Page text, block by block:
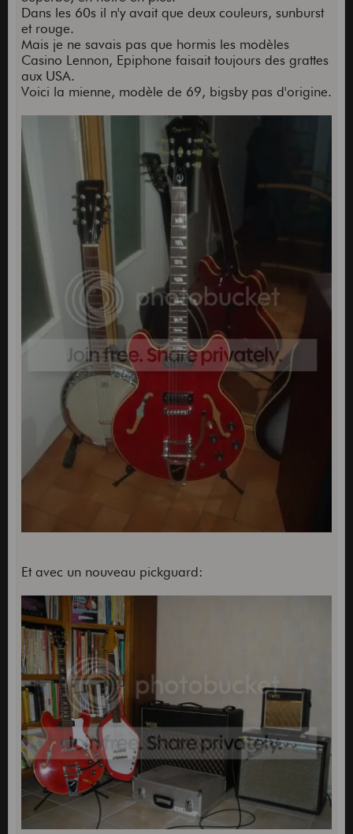
Dans les 60s il n'y avait que deux couleurs, sunburst
et rouge.
Mais je ne savais pas que hormis les modèles
Casino Lennon, Epiphone faisait toujours des grattes
aux USA.
Voici la mienne, modèle de 69, bigsby pas d'origine.
Et avec un nouveau pickguard: